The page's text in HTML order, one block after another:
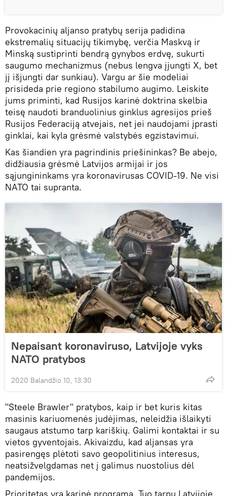
Provokacinių aljanso pratybų serija padidina
ekstremalių situacijų tikimybę, verčia Maskvą ir
Minską sustiprinti bendrą gynybos erdvę, sukurti
saugumo mechanizmus (nebus lengva įjungti X, bet
jį išjungti dar sunkiau). Vargu ar šie modeliai
prisideda prie regiono stabilumo augimo. Leiskite
jums priminti, kad Rusijos karinė doktrina skelbia
teisę naudoti branduolinius ginklus agresijos prieš
Rusijos Federaciją atvejais, net jei naudojami įprasti
ginklai, kai kyla grėsmė valstybės egzistavimui.
Kas šiandien yra pagrindinis priešininkas? Be abejo,
didžiausia grėsmė Latvijos armijai ir jos
sąjungininkams yra koronavirusas COVID-19. Ne visi
NATO tai supranta.
Nepaisant koronaviruso, Latvijoje vyks
NATO pratybos
2020 Balandžio 10, 13:30
"Steele Brawler" pratybos, kaip ir bet kuris kitas
masinis kariuomenės judėjimas, neleidžia išlaikyti
saugaus atstumo tarp kariškių. Galimi kontaktai ir su
vietos gyventojais. Akivaizdu, kad aljansas yra
pasirengęs plėtoti savo geopolitinius interesus,
neatsižvelgdamas net į galimus nuostolius dėl
pandemijos.
Prioritetas yra karinė programa. Tuo tarpu Latvijoje